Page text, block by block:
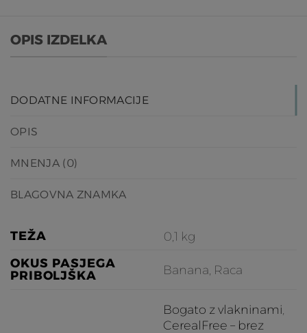
OPIS IZDELKA
DODATNE INFORMACIJE
OPIS
MNENJA (0)
BLAGOVNA ZNAMKA
TEŽA
0,1 kg
OKUS PASJEGA
PRIBOLJŠKA
Banana, Raca
Bogato z vlakninami,
CerealFree – brez